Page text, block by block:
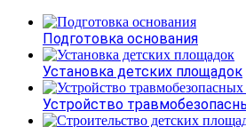
Подготовка основания
Установка детских площадок
Устройство